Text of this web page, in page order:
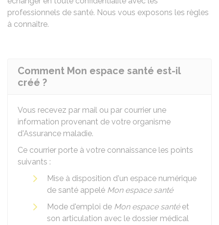
professionnels de santé. Nous vous exposons les règles
à connaître.
Comment Mon espace santé est-il
créé ?
Vous recevez par mail ou par courrier une
information provenant de votre organisme
d'Assurance maladie.
Ce courrier porte à votre connaissance les points
suivants :
Mise à disposition d'un espace numérique
de santé appelé Mon espace santé
Mode d'emploi de Mon espace santéet
son articulation avec le dossier médical